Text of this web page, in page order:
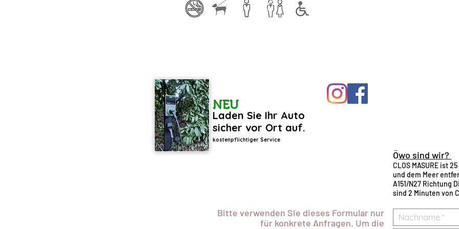
NEU
Laden Sie Ihr Auto
sicher vor Ort auf.
kostenpflichtiger Service
Bitte verwenden Sie dieses Formular nur
für konkrete Anfragen. Um die
Öwo sind wir?
CLOS MASURE ist
und dem Meer
A151/N27 Richtung
sind 2 Minuten von